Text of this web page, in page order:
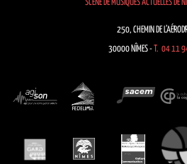
SCÈNE DE MUSIQUES ACTUELLES DE
250, CHEMIN DE
30000 NÎMES -T. 04 11